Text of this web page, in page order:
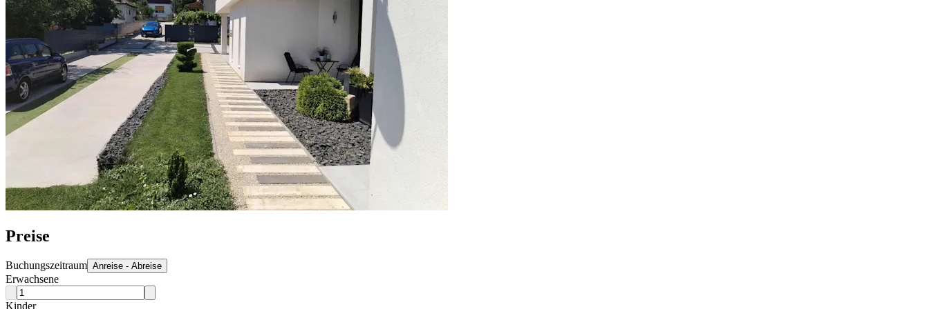
Preise
Buchungszeitraum Anreise - Abreise
Erwachsene
Kinder